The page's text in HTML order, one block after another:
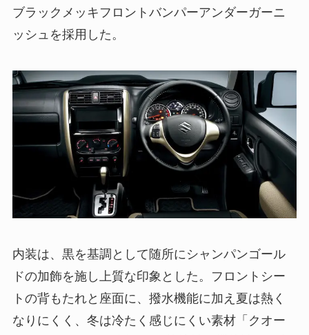
ブラックメッキフロントバンパーアンダーガーニ
ッシュを採用した。
内装は、黒を基調として随所にシャンパンゴール
ドの加飾を施し上質な印象とした。フロントシー
トの背もたれと座面に、撥水機能に加え夏は熱く
なりにくく、冬は冷たく感じにくい素材「クオー